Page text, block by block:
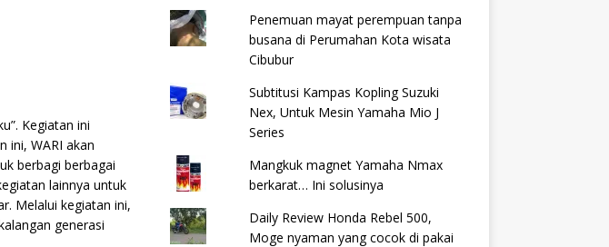
Kegiatan ini
ini, WARI akan
berbagi berbagai
lainnya untuk
Melalui kegiatan ini,
generasi
Penemuan mayat perempuan tanpa
busana di Perumahan Kota wisata
Cibubur
Subtitusi Kampas Kopling Suzuki
Nex, Untuk Mesin Yamaha Mio J
Series
Mangkuk magnet Yamaha Nmax
berkarat… Ini solusinya
Daily Review Honda Rebel 500,
Moge nyaman yang cocok di pakai